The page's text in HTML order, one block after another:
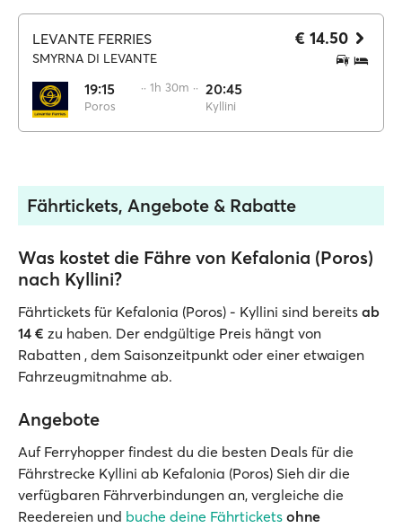
LEVANTE FERRIES
SMYRNA DI LEVANTE
19:15
Poros
·· 1h 30m ·· 20:45
Kyllini
€ 14.50
Fährtickets, Angebote & Rabatte
Was kostet die Fähre von Kefalonia (Poros)
nach Kyllini?
Fährtickets für Kefalonia (Poros) - Kyllini sind bereits ab
14 € zu haben. Der endgültige Preis hängt von
Rabatten , dem Saisonzeitpunkt oder einer etwaigen
Fahrzeugmitnahme ab.
Angebote
Auf Ferryhopper findest du die besten Deals für die
Fährstrecke Kyllini ab Kefalonia (Poros) Sieh dir die
verfügbaren Fährverbindungen an, vergleiche die
Reedereien und buche deine Fährtickets ohne